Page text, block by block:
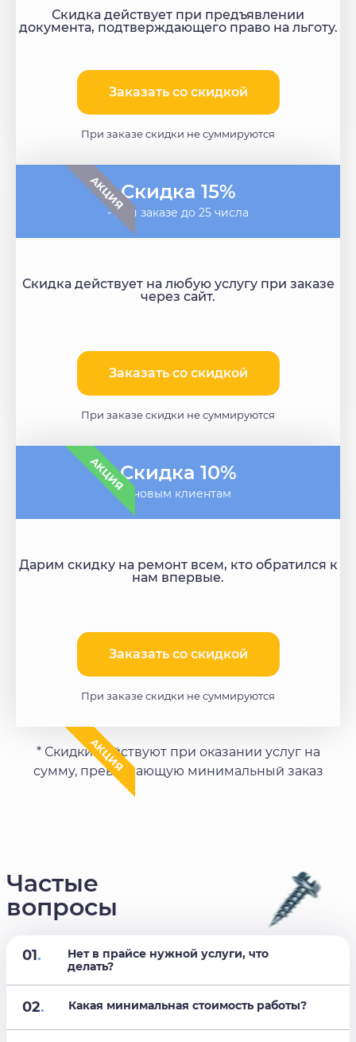
Скидка действует при предъявлении
документа, подтверждающего право на льготу.
Заказать со скидкой​
При заказе скидки не суммируются
АКЦИЯСкидка 15%
- при заказе до 25 числа
Скидка действует на любую услугу при заказе
через сайт.
Заказать со скидкой
При заказе скидки не суммируются
АКЦИЯСкидка 10%
- новым клиентам
Дарим скидку на ремонт всем, кто обратился к
нам впервые.
Заказать со скидкой​
При заказе скидки не суммируются
АКЦИЯ
* Скидки действуют при оказании услуг на
сумму, превышающую минимальный заказ
Частые
вопросы
01.
Нет в прайсе нужной услуги, что
делать?
02. Какая минимальная стоимость работы?